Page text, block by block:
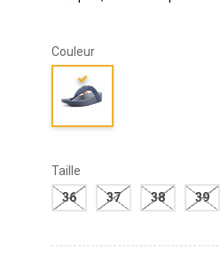
Couleur
Taille
36
37 38 39